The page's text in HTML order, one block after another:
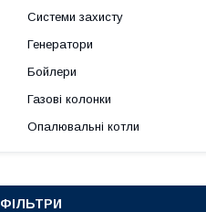
Системи захисту
Генератори
Бойлери
Газові колонки
Опалювальні котли
ФІЛЬТРИ